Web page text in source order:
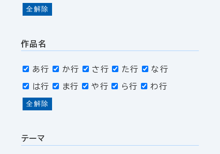
全解除
作品名
あ行 か行 さ行 た行 な行
は行 ま行 や行 ら行 わ行
全解除
テーマ